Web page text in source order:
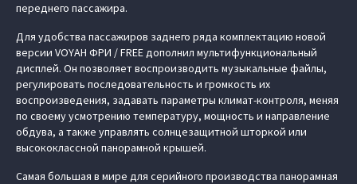
переднего пассажира.
Для удобства пассажиров заднего ряда комплектацию новой
версии VOYAH ФРИ / FREE дополнил мультифункциональный
дисплей. Он позволяет воспроизводить музыкальные файлы,
регулировать последовательность и громкость их
воспроизведения, задавать параметры климат-контроля, меняя
по своему усмотрению температуру, мощность и направление
обдува, а также управлять солнцезащитной шторкой или
высококлассной панорамной крышей.
Самая большая в мире для серийного производства панорамная